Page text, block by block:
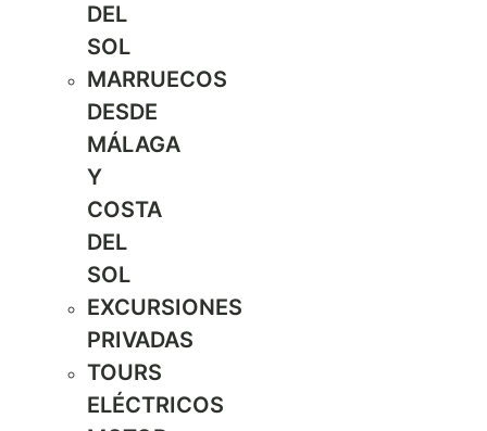
DEL
SOL
MARRUECOS
DESDE
MÁLAGA
Y
COSTA
DEL
SOL
EXCURSIONES
PRIVADAS
TOURS
ELÉCTRICOS